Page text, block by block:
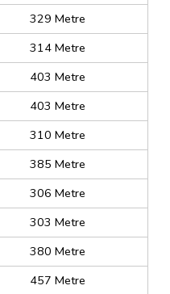
329 Metre
314 Metre
403 Metre
403 Metre
310 Metre
385 Metre
306 Metre
303 Metre
380 Metre
457 Metre